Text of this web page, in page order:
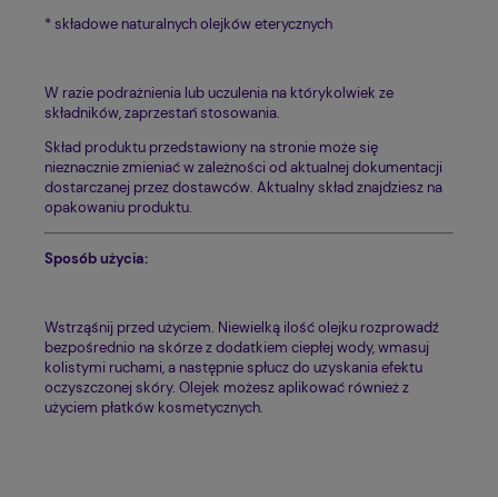
* składowe naturalnych olejków eterycznych
W razie podrażnienia lub uczulenia na którykolwiek ze
składników, zaprzestań stosowania.
Skład produktu przedstawiony na stronie może się
nieznacznie zmieniać w zależności od aktualnej dokumentacji
dostarczanej przez dostawców. Aktualny skład znajdziesz na
opakowaniu produktu.
Sposób użycia:
Wstrząśnij przed użyciem. Niewielką ilość olejku rozprowadź
bezpośrednio na skórze z dodatkiem ciepłej wody, wmasuj
kolistymi ruchami, a następnie spłucz do uzyskania efektu
oczyszczonej skóry. Olejek możesz aplikować również z
użyciem płatków kosmetycznych.